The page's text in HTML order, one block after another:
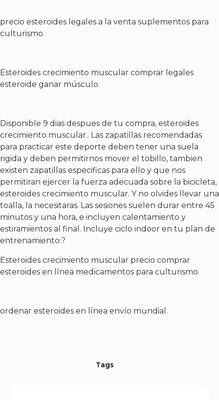
precio esteroides legales a la venta suplementos para
culturismo.
Esteroides crecimiento muscular comprar legales
esteroide ganar músculo.
Disponible 9 dias despues de tu compra, esteroides
crecimiento muscular.. Las zapatillas recomendadas
para practicar este deporte deben tener una suela
rigida y deben permitirnos mover el tobillo, tambien
existen zapatillas especificas para ello y que nos
permitiran ejercer la fuerza adecuada sobre la bicicleta,
esteroides crecimiento muscular. Y no olvides llevar una
toalla, la necesitaras. Las sesiones suelen durar entre 45
minutos y una hora, e incluyen calentamiento y
estiramientos al final. Incluye ciclo indoor en tu plan de
entrenamiento:?
Esteroides crecimiento muscular precio comprar
esteroides en línea medicamentos para culturismo.
ordenar esteroides en línea envío mundial.
Tags